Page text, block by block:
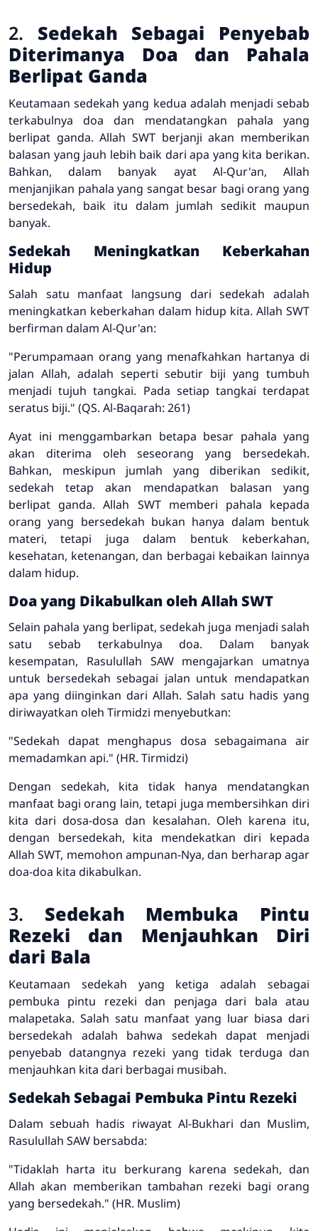
2. Sedekah Sebagai Penyebab
Diterimanya Doa dan Pahala
Berlipat Ganda
Keutamaan sedekah yang kedua adalah menjadi sebab
terkabulnya doa dan mendatangkan pahala yang
berlipat ganda. Allah SWT berjanji akan memberikan
balasan yang jauh lebih baik dari apa yang kita berikan.
Bahkan, dalam banyak ayat Al-Qur'an, Allah
menjanjikan pahala yang sangat besar bagi orang yang
bersedekah, baik itu dalam jumlah sedikit maupun
banyak.
Sedekah Meningkatkan Keberkahan
Hidup
Salah satu manfaat langsung dari sedekah adalah
meningkatkan keberkahan dalam hidup kita. Allah SWT
berfirman dalam Al-Qur'an:
"Perumpamaan orang yang menafkahkan hartanya di
jalan Allah, adalah seperti sebutir biji yang tumbuh
menjadi tujuh tangkai. Pada setiap tangkai terdapat
seratus biji." (QS. Al-Baqarah: 261)
Ayat ini menggambarkan betapa besar pahala yang
akan diterima oleh seseorang yang bersedekah.
Bahkan, meskipun jumlah yang diberikan sedikit,
sedekah tetap akan mendapatkan balasan yang
berlipat ganda. Allah SWT memberi pahala kepada
orang yang bersedekah bukan hanya dalam bentuk
materi, tetapi juga dalam bentuk keberkahan,
kesehatan, ketenangan, dan berbagai kebaikan lainnya
dalam hidup.
Doa yang Dikabulkan oleh Allah SWT
Selain pahala yang berlipat, sedekah juga menjadi salah
satu sebab terkabulnya doa. Dalam banyak
kesempatan, Rasulullah SAW mengajarkan umatnya
untuk bersedekah sebagai jalan untuk mendapatkan
apa yang diinginkan dari Allah. Salah satu hadis yang
diriwayatkan oleh Tirmidzi menyebutkan:
"Sedekah dapat menghapus dosa sebagaimana air
memadamkan api." (HR. Tirmidzi)
Dengan sedekah, kita tidak hanya mendatangkan
manfaat bagi orang lain, tetapi juga membersihkan diri
kita dari dosa-dosa dan kesalahan. Oleh karena itu,
dengan bersedekah, kita mendekatkan diri kepada
Allah SWT, memohon ampunan-Nya, dan berharap agar
doa-doa kita dikabulkan.
3. Sedekah Membuka Pintu
Rezeki dan Menjauhkan Diri
dari Bala
Keutamaan sedekah yang ketiga adalah sebagai
pembuka pintu rezeki dan penjaga dari bala atau
malapetaka. Salah satu manfaat yang luar biasa dari
bersedekah adalah bahwa sedekah dapat menjadi
penyebab datangnya rezeki yang tidak terduga dan
menjauhkan kita dari berbagai musibah.
Sedekah Sebagai Pembuka Pintu Rezeki
Dalam sebuah hadis riwayat Al-Bukhari dan Muslim,
Rasulullah SAW bersabda:
"Tidaklah harta itu berkurang karena sedekah, dan
Allah akan memberikan tambahan rezeki bagi orang
yang bersedekah." (HR. Muslim)